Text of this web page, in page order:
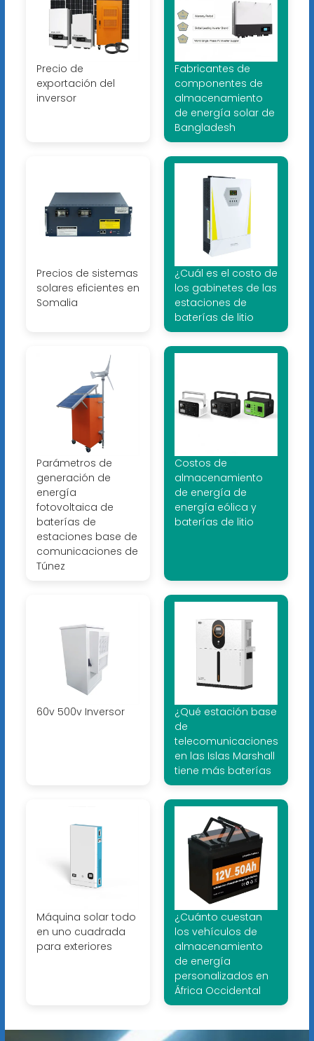
Precio de
exportación del
inversor
Fabricantes de
componentes de
almacenamiento
de energía solar de
Bangladesh
Precios de sistemas
solares eficientes en
Somalia
¿Cuál es el costo de
los gabinetes de las
estaciones de
baterías de litio
Parámetros de
generación de
energía
fotovoltaica de
baterías de
estaciones base de
comunicaciones de
Túnez
Costos de
almacenamiento
de energía de
energía eólica y
baterías de litio
60v 500v Inversor
¿Qué estación base
de
telecomunicaciones
en las Islas Marshall
tiene más baterías
Máquina solar todo
en uno cuadrada
para exteriores
¿Cuánto cuestan
los vehículos de
almacenamiento
de energía
personalizados en
África Occidental